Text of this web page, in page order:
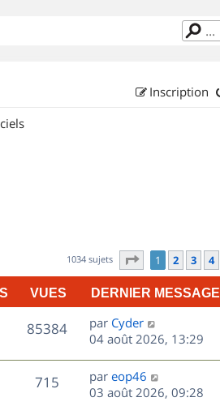
Inscription
1034 sujets Page sur35
1 2 3 4
VUES DERNIER MESSAGE
85384V
u
D
e
n
i
e
par Cyder
04 août 2026, 13:29
715V
D
e
par eop46
03 août 2026, 09:28